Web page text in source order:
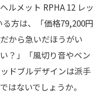
ルメット RPHA 12 レッ
る方は、「価格79,200円
から急いだほうがい
？」「風切り音やベン
ドブルデザインは派手
はないでしょうか。